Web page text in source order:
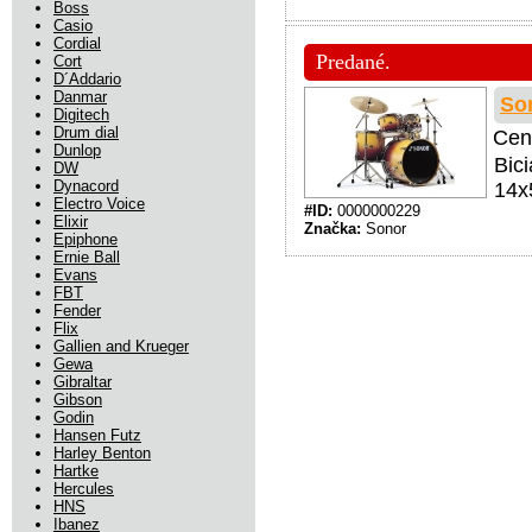
Boss
Casio
Cordial
Cort
D´Addario
Danmar
Digitech
Drum dial
Dunlop
DW
Dynacord
Electro Voice
Elixir
Epiphone
Ernie Ball
Evans
FBT
Fender
Flix
Gallien and Krueger
Gewa
Gibraltar
Gibson
Godin
Hansen Futz
Harley Benton
Hartke
Hercules
HNS
Ibanez
Predané.
#ID: 0000000229
Značka: Sonor